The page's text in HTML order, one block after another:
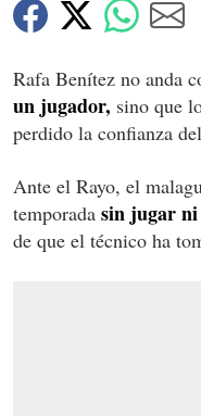
Rafa Benítez no anda
un jugador, sino que
perdido la confianza
Ante el Rayo, el
temporada sin jugar
de que el técnico ha